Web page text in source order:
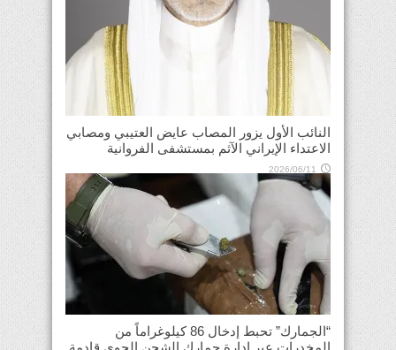
النائب الأول يزور المصاب عايض العتيبي ومصابي
الاعتداء الإيراني الآثم بمستشفى الفروانية
2026/06/11
“الجمارك” تحبط إدخال 86 كيلوغراماً من
المخدرات عبر إدارة جمارك الشحن الجوي قادمة